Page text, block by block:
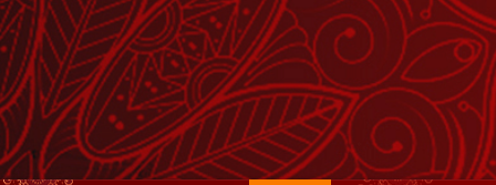
बुरा ही होता है क्या?
April 24, 2026
Shrinath Ji Darshan - 06 अगस्त
2026
August 05, 2026